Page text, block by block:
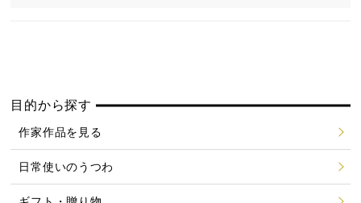
目的から探す
作家作品を見る
日常使いのうつわ